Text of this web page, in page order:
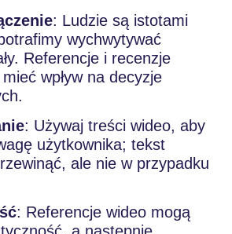
: Ludzie są istotami
wychwytywać
Referencje i recenzje
wpływ na decyzje
: Używaj treści wideo, aby
użytkownika; tekst
ale nie w przypadku
: Referencje wideo mogą
a następnie